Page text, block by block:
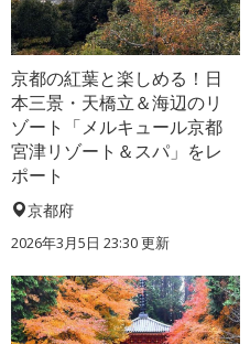
京都の紅葉と楽しめる！日
本三景・天橋立＆海辺のリ
ゾート「メルキュール京都
宮津リゾート＆スパ」をレ
ポート
京都府
2026年3月5日 23:30 更新